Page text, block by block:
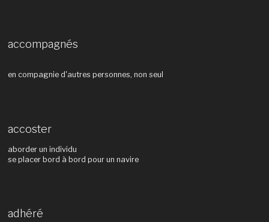
accompagnés
en compagnie d'autres personnes, non seul
accoster
aborder un individu
se placer bord à bord pour un navire
adhéré